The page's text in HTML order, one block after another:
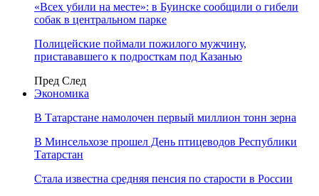
«Всех убили на месте»: в Буинске сообщили о гибели
собак в центральном парке
Полицейские поймали пожилого мужчину,
пристававшего к подросткам под Казанью
Пред След
Экономика
В Татарстане намолочен первый миллион тонн зерна
В Минсельхозе прошел День птицеводов Республики
Татарстан
Стала известна средняя пенсия по старости в России